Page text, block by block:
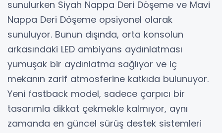
sunulurken Siyah Nappa Deri Döşeme ve Mavi
Nappa Deri Döşeme opsiyonel olarak
sunuluyor. Bunun dışında, orta konsolun
arkasındaki LED ambiyans aydınlatması
yumuşak bir aydınlatma sağlıyor ve iç
mekanın zarif atmosferine katkıda bulunuyor.
Yeni fastback model, sadece çarpıcı bir
tasarımla dikkat çekmekle kalmıyor, aynı
zamanda en güncel sürüş destek sistemleri